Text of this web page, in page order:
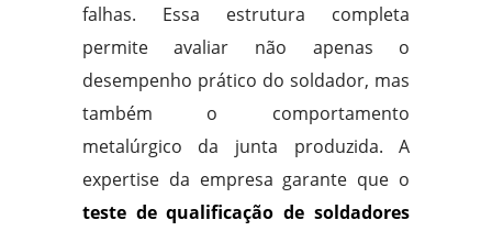
falhas. Essa estrutura completa
permite avaliar não apenas o
desempenho prático do soldador, mas
também o comportamento
metalúrgico da junta produzida. A
expertise da empresa garante que o
teste de qualificação de soldadores